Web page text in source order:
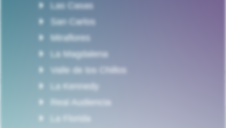
Las Casas
San Carlos
Miraflores
La Magdalena
Valle de los Chillos
La Kennedy
Real Audiencia
La Florida